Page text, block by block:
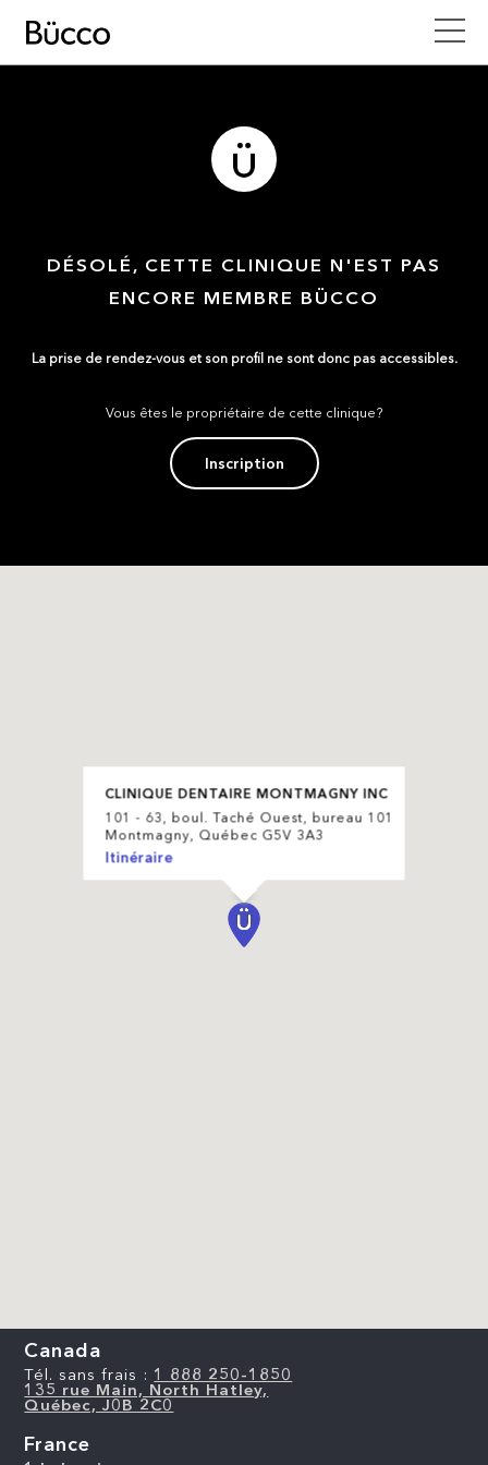
DÉSOLÉ, CETTE CLINIQUE N'EST PAS
ENCORE MEMBRE BÜCCO
La prise de rendez-vous et son profil ne sont donc pas accessibles.
Vous êtes le propriétaire de cette clinique?
Inscription
CLINIQUE DENTAIRE MONTMAGNY INC
101 - 63, boul. Taché Ouest, bureau 101
Montmagny, Québec G5V 3A3
Itinéraire
Canada
Tél. sans frais : 1 888 250-1850
135 rue Main, North Hatley,
Québec, J0B 2C0
France